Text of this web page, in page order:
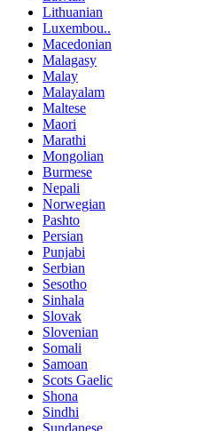
Lithuanian
Luxembou..
Macedonian
Malagasy
Malay
Malayalam
Maltese
Maori
Marathi
Mongolian
Burmese
Nepali
Norwegian
Pashto
Persian
Punjabi
Serbian
Sesotho
Sinhala
Slovak
Slovenian
Somali
Samoan
Scots Gaelic
Shona
Sindhi
Sundanese